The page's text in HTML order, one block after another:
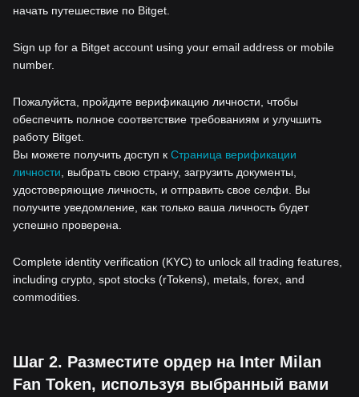
начать путешествие по Bitget.
Sign up for a Bitget account using your email address or mobile
number.
Пожалуйста, пройдите верификацию личности, чтобы
обеспечить полное соответствие требованиям и улучшить
работу Bitget.
Вы можете получить доступ к Страница верификации
личности , выбрать свою страну, загрузить документы,
удостоверяющие личность, и отправить свое селфи. Вы
получите уведомление, как только ваша личность будет
успешно проверена.
Complete identity verification (KYC) to unlock all trading features,
including crypto, spot stocks (rTokens), metals, forex, and
commodities.
Шаг 2. Разместите ордер на Inter Milan
Fan Token, используя выбранный вами